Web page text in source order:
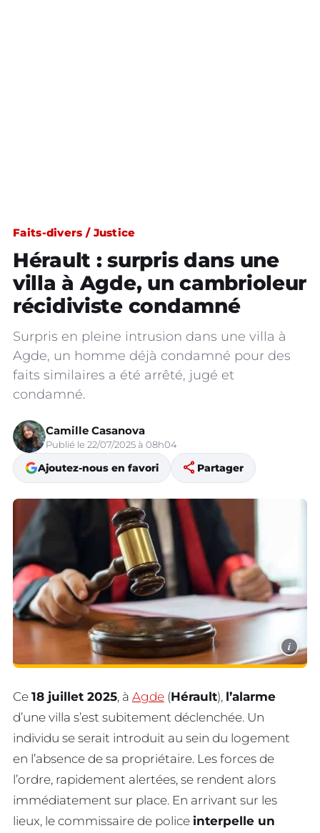
Faits-divers / Justice
Hérault : surpris dans une
villa à Agde, un cambrioleur
récidiviste condamné
Surpris en pleine intrusion dans une villa à
Agde, un homme déjà condamné pour des
faits similaires a été arrêté, jugé et
condamné.
Camille Casanova
Publié le 22/07/2025 à 08h04
Ajoutez-nous en favori share Partager
i
Ce 18 juillet 2025, à Agde (Hérault), l’alarme
d’une villa s’est subitement déclenchée. Un
individu se serait introduit au sein du logement
en l’absence de sa propriétaire. Les forces de
l’ordre, rapidement alertées, se rendent alors
immédiatement sur place. En arrivant sur les
lieux, le commissaire de police interpelle un